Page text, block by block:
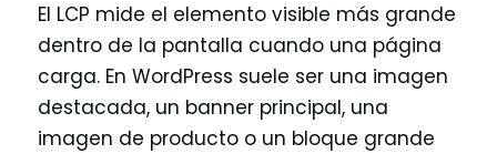
El LCP mide el elemento visible más grande
dentro de la pantalla cuando una página
carga. En WordPress suele ser una imagen
destacada, un banner principal, una
imagen de producto o un bloque grande